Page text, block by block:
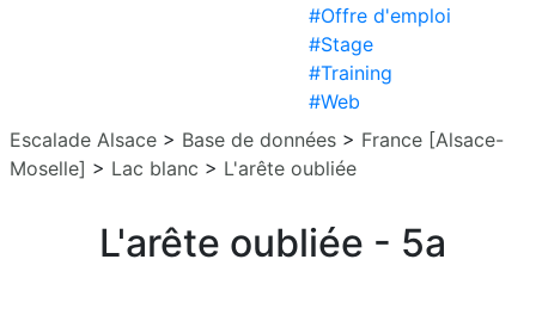
#Offre d'emploi
#Stage
#Training
#Web
Escalade Alsace > Base de données > France [Alsace-
Moselle] > Lac blanc > L'arête oubliée
L'arête oubliée - 5a